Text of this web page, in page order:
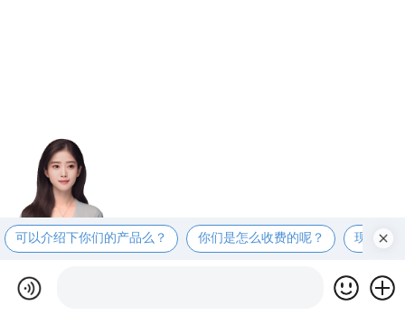
可以介绍下你们的产品么？ 你们是怎么收费的呢？ 现在有